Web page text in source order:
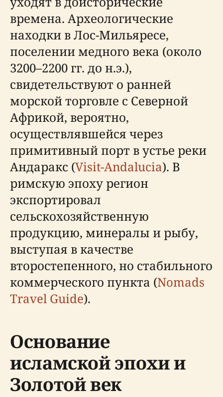
времена. Археологические
находки в Лос-Мильяресе,
поселении медного века (около
3200–2200 гг. до н.э.),
свидетельствуют о ранней
морской торговле с Северной
Африкой, вероятно,
осуществлявшейся через
примитивный порт в устье реки
Андаракс (Visit-Andalucia). В
римскую эпоху регион
экспортировал
сельскохозяйственную
продукцию, минералы и рыбу,
выступая в качестве
второстепенного, но стабильного
коммерческого пункта (Nomads
Travel Guide).
Основание
исламской эпохи и
Золотой век